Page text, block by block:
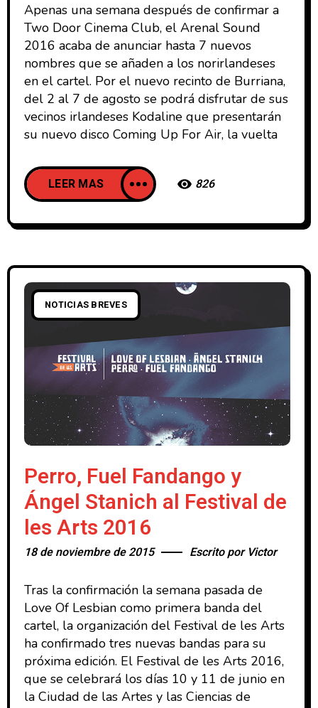
Apenas una semana después de confirmar a
Two Door Cinema Club, el Arenal Sound
2016 acaba de anunciar hasta 7 nuevos
nombres que se añaden a los norirlandeses
en el cartel. Por el nuevo recinto de Burriana,
del 2 al 7 de agosto se podrá disfrutar de sus
vecinos irlandeses Kodaline que presentarán
su nuevo disco Coming Up For Air, la vuelta
LEER MAS 826
NOTICIAS BREVES
Perro, Fuel Fandango y
Ángel Stanich al Festival de
les Arts 2016
18 de noviembre de 2015 Escrito por Victor
Tras la confirmación la semana pasada de
Love Of Lesbian como primera banda del
cartel, la organización del Festival de les Arts
ha confirmado tres nuevas bandas para su
próxima edición. El Festival de les Arts 2016,
que se celebrará los días 10 y 11 de junio en
la Ciudad de las Artes y las Ciencias de